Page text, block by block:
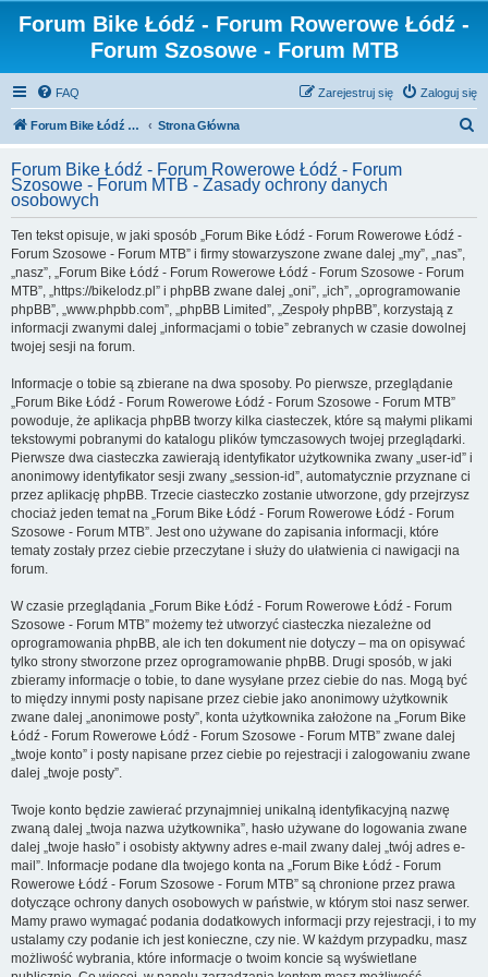
Forum Bike Łódź - Forum Rowerowe Łódź -
Forum Szosowe - Forum MTB
FAQ Zaloguj się
Zarejestruj się
Forum Bike Łódź - Forum Rowerowe Łódź - Forum Szosowe - Forum MTB Strona Główna
Forum Bike Łódź - Forum Rowerowe Łódź - Forum
Szosowe - Forum MTB - Zasady ochrony danych
osobowych
Ten tekst opisuje, w jaki sposób „Forum Bike Łódź - Forum Rowerowe Łódź -
Forum Szosowe - Forum MTB” i firmy stowarzyszone zwane dalej „my”, „nas”,
„nasz”, „Forum Bike Łódź - Forum Rowerowe Łódź - Forum Szosowe - Forum
MTB”, „https://bikelodz.pl” i phpBB zwane dalej „oni”, „ich”, „oprogramowanie
phpBB”, „www.phpbb.com”, „phpBB Limited”, „Zespoły phpBB”, korzystają z
informacji zwanymi dalej „informacjami o tobie” zebranych w czasie dowolnej
twojej sesji na forum.
Informacje o tobie są zbierane na dwa sposoby. Po pierwsze, przeglądanie
„Forum Bike Łódź - Forum Rowerowe Łódź - Forum Szosowe - Forum MTB”
powoduje, że aplikacja phpBB tworzy kilka ciasteczek, które są małymi plikami
tekstowymi pobranymi do katalogu plików tymczasowych twojej przeglądarki.
Pierwsze dwa ciasteczka zawierają identyfikator użytkownika zwany „user-id” i
anonimowy identyfikator sesji zwany „session-id”, automatycznie przyznane ci
przez aplikację phpBB. Trzecie ciasteczko zostanie utworzone, gdy przejrzysz
chociaż jeden temat na „Forum Bike Łódź - Forum Rowerowe Łódź - Forum
Szosowe - Forum MTB”. Jest ono używane do zapisania informacji, które
tematy zostały przez ciebie przeczytane i służy do ułatwienia ci nawigacji na
forum.
W czasie przeglądania „Forum Bike Łódź - Forum Rowerowe Łódź - Forum
Szosowe - Forum MTB” możemy też utworzyć ciasteczka niezależne od
oprogramowania phpBB, ale ich ten dokument nie dotyczy – ma on opisywać
tylko strony stworzone przez oprogramowanie phpBB. Drugi sposób, w jaki
zbieramy informacje o tobie, to dane wysyłane przez ciebie do nas. Mogą być
to między innymi posty napisane przez ciebie jako anonimowy użytkownik
zwane dalej „anonimowe posty”, konta użytkownika założone na „Forum Bike
Łódź - Forum Rowerowe Łódź - Forum Szosowe - Forum MTB” zwane dalej
„twoje konto” i posty napisane przez ciebie po rejestracji i zalogowaniu zwane
dalej „twoje posty”.
Twoje konto będzie zawierać przynajmniej unikalną identyfikacyjną nazwę
zwaną dalej „twoja nazwa użytkownika”, hasło używane do logowania zwane
dalej „twoje hasło” i osobisty aktywny adres e-mail zwany dalej „twój adres e-
mail”. Informacje podane dla twojego konta na „Forum Bike Łódź - Forum
Rowerowe Łódź - Forum Szosowe - Forum MTB” są chronione przez prawa
dotyczące ochrony danych osobowych w państwie, w którym stoi nasz serwer.
Mamy prawo wymagać podania dodatkowych informacji przy rejestracji, i to my
ustalamy czy podanie ich jest konieczne, czy nie. W każdym przypadku, masz
możliwość wybrania, które informacje o twoim koncie są wyświetlane